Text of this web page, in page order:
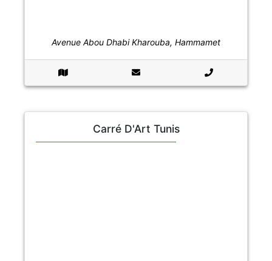
Avenue Abou Dhabi Kharouba, Hammamet
Carré D'Art Tunis